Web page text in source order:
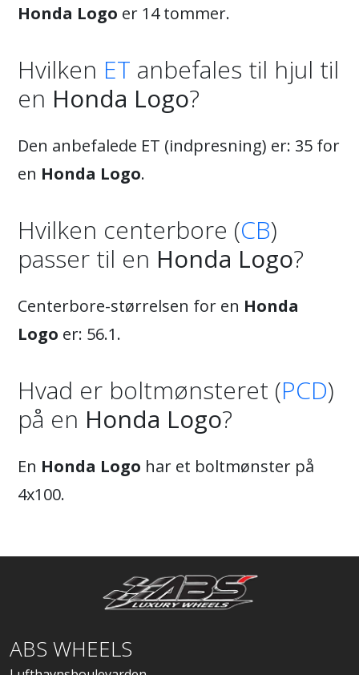
Honda Logo er 14 tommer.
Hvilken ET anbefales til hjul til
en Honda Logo?
Den anbefalede ET (indpresning) er: 35 for
en Honda Logo.
Hvilken centerbore (CB)
passer til en Honda Logo?
Centerbore-størrelsen for en Honda
Logo er: 56.1.
Hvad er boltmønsteret (PCD)
på en Honda Logo?
En Honda Logo har et boltmønster på
4x100.
ABS WHEELS